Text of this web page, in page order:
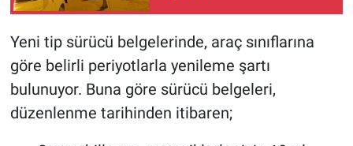
Yeni tip sürücü belgelerinde, araç sınıflarına
göre belirli periyotlarla yenileme şartı
bulunuyor. Buna göre sürücü belgeleri,
düzenlenme tarihinden itibaren;